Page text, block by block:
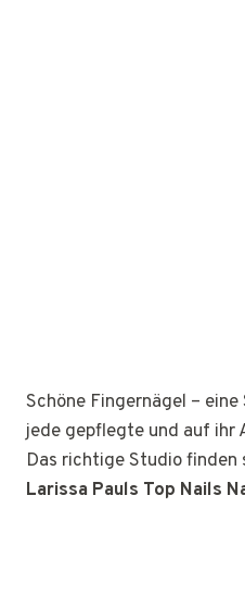
Schöne Fingernägel –
jede gepflegte und auf ihr
Das richtige Studio finden
Larissa Pauls Top Nails